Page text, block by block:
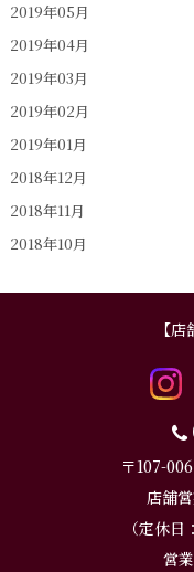
2019年05月
2019年04月
2019年03月
2019年02月
2019年01月
2018年12月
2018年11月
2018年10月
【
〒107-
店舗
（定休
営